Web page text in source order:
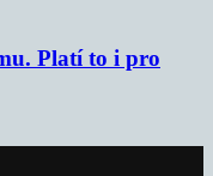
Platí to i pro